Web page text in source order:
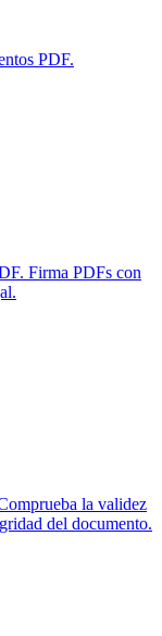
PDF.
Firma PDFs con
la validez
del documento.